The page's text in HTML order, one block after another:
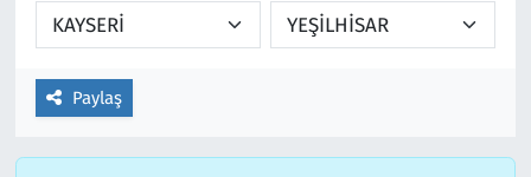
Paylaş